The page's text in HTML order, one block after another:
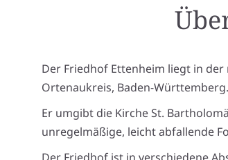
Der Friedhof Ettenheim liegt in
Ortenaukreis, Baden-Württemberg.
Er umgibt die Kirche St.
unregelmäßige, leicht abfallende